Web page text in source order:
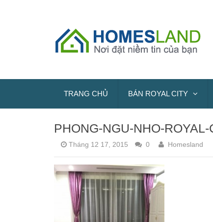
TRANG CHỦ BÁN ROYAL CITY
PHONG-NGU-NHO-
Tháng 12 17, 2015 0 Homesland